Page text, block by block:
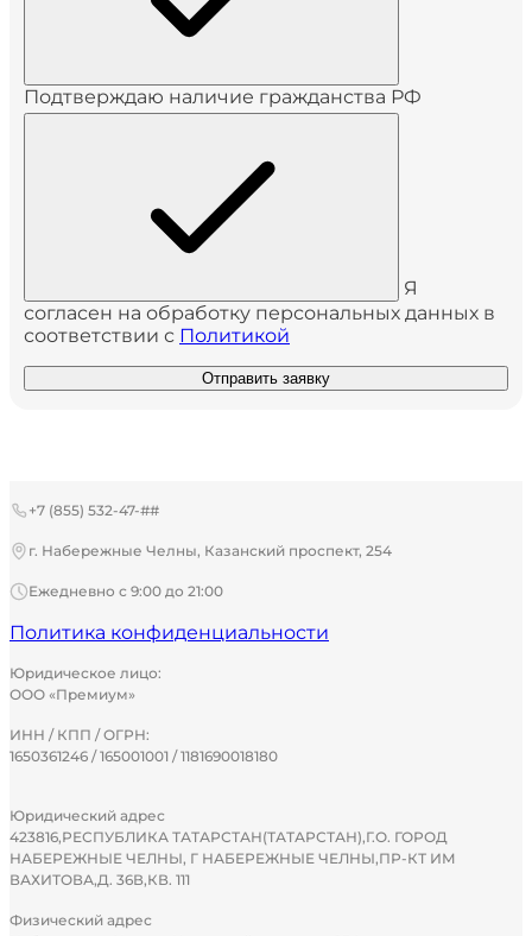
Подтверждаю наличие гражданства РФ
Я
согласен на обработку персональных данных в
соответствии с Политикой
Отправить заявку
+7 (855) 532-47-##
г. Набережные Челны, Казанский проспект, 254
Ежедневно с 9:00 до 21:00
Политика конфиденциальности
Юридическое лицо:
ООО «Премиум»
ИНН / КПП / ОГРН:
1650361246 / 165001001 / 1181690018180
Юридический адрес
423816,РЕСПУБЛИКА ТАТАРСТАН(ТАТАРСТАН),Г.О. ГОРОД
НАБЕРЕЖНЫЕ ЧЕЛНЫ, Г НАБЕРЕЖНЫЕ ЧЕЛНЫ,ПР-КТ ИМ
ВАХИТОВА,Д. 36В,КВ. 111
Физический адрес